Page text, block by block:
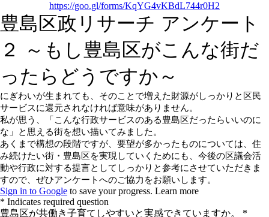
https://goo.gl/forms/KqYG4vKBdL744r0H2